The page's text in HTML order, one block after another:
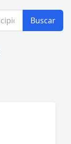
Buscar